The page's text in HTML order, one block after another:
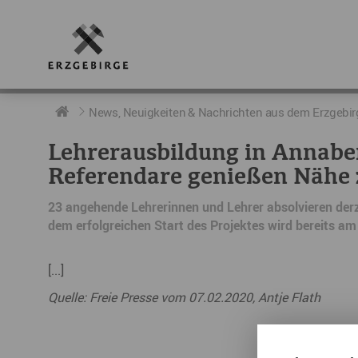
RUND UMS ERZGEBIRGE
Geschichte
Der Erzgebirgskreis
Städte im Erzgebirge
Erzgebirgskrimi
AKTUELLES
Neuigkeiten
DIE BOTSCHAFTER
Botschafter im Überblick
Botschafterveranstaltungen
News, Neuigkeiten & Nachrichten aus dem
Lehrerausbildung in
Referendare genießen
23 angehende Lehrerinnen und Lehrer absolvieren
dem erfolgreichen Start des Projektes wird bereits
[...]
Quelle: Freie Presse vom 07.02.2020, Antje Flath